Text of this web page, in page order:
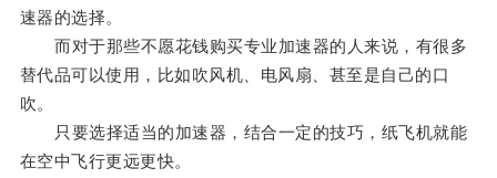
速器的选择。
而对于那些不愿花钱购买专业加速器的人来说，有很多
替代品可以使用，比如吹风机、电风扇、甚至是自己的口
吹。
只要选择适当的加速器，结合一定的技巧，纸飞机就能
在空中飞行更远更快。